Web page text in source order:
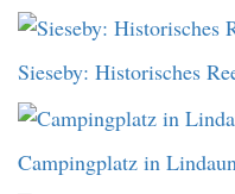
Sieseby: Historisches
Campingplatz in